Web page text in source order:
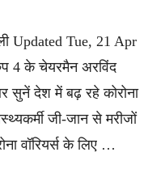
Updated Tue, 21 Apr
4 के चेयरमैन अरविंद
सुनें देश में बढ़ रहे कोरोना
जी-जान से मरीजों
वॉरियर्स के लिए …